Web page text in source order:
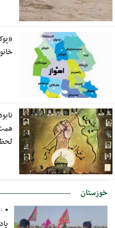
خوزستان